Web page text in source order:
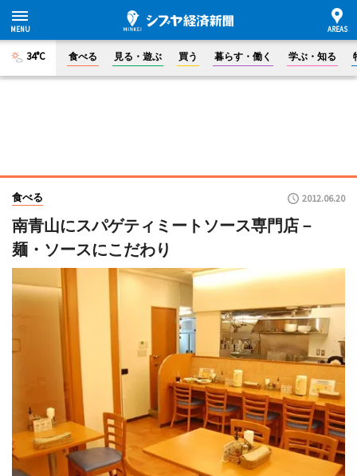
34°C 食べる 見る・遊ぶ 買う 暮らす・働く 学ぶ・知る
食べる 2012.06.20
南青山にスパゲティミートソース専門店－
麺・ソースにこだわり